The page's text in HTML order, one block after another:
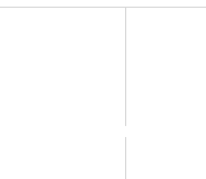
une belle occasion
l’ombre : Nadia Gillet,